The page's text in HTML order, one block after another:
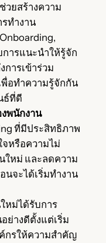
วยสร้างความ
ทำงาน
ารแนะนำให้รู้จัก
การเข้าร่วม
อทำความรู้จักกัน
ธ์ที่ดี
พนักงาน
ที่มีประสิทธิภาพ
หรือความไม่
ใหม่ และลดความ
นจะได้เริ่มทำงาน
หม่ได้รับการ
ย่างดีตั้งแต่เริ่ม
ค์กรให้ความสำคัญ